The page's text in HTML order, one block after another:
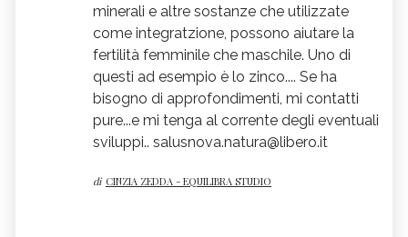
minerali e altre sostanze che utilizzate
come integratzione, possono aiutare la
fertilità femminile che maschile. Uno di
questi ad esempio è lo zinco.... Se ha
bisogno di approfondimenti, mi contatti
pure...e mi tenga al corrente degli eventuali
sviluppi.. salusnova.natura@libero.it
di CINZIA ZEDDA - EQUILIBRA STUDIO